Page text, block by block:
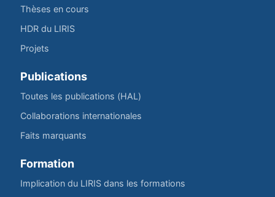
Thèses en cours
HDR du LIRIS
Projets
Publications
Toutes les publications (HAL)
Collaborations internationales
Faits marquants
Formation
Implication du LIRIS dans les formations